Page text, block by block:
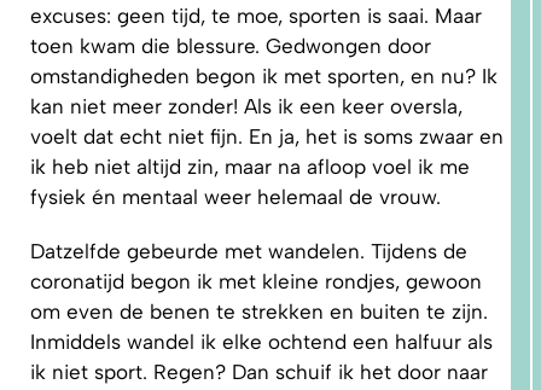
excuses: geen tijd, te moe, sporten is saai. Maar
toen kwam die blessure. Gedwongen door
omstandigheden begon ik met sporten, en nu? Ik
kan niet meer zonder! Als ik een keer oversla,
voelt dat echt niet fijn. En ja, het is soms zwaar en
ik heb niet altijd zin, maar na afloop voel ik me
fysiek én mentaal weer helemaal de vrouw.
Datzelfde gebeurde met wandelen. Tijdens de
coronatijd begon ik met kleine rondjes, gewoon
om even de benen te strekken en buiten te zijn.
Inmiddels wandel ik elke ochtend een halfuur als
ik niet sport. Regen? Dan schuif ik het door naar
TIPS EN
TUTORIALS